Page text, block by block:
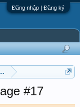
Đăng nhập | Đăng ký
XS {15-08}
#17